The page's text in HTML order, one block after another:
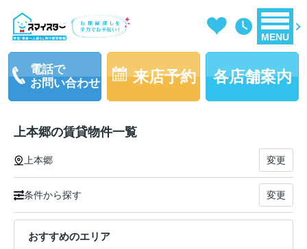
MENU
電話で
お問い合わせ
来店予約 各店舗案内
上本郷の賃貸物件一覧
上本郷 変更
条件から探す 変更
おすすめのエリア